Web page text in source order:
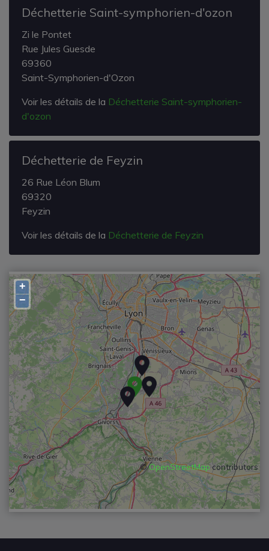
+
−
©OpenStreetMap contributors
Déchetterie Saint-symphorien-d'ozon
Zi le Pontet
Rue Jules Guesde
69360
Saint-Symphorien-d'Ozon
Voir les détails de la Déchetterie Saint-symphorien-
d'ozon
Déchetterie de Feyzin
26 Rue Léon Blum
69320
Feyzin
Voir les détails de la Déchetterie de Feyzin